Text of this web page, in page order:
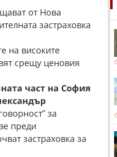
от Нова
застраховка
на високите
срещу ценовия
част на София
за
преди
застраховка за